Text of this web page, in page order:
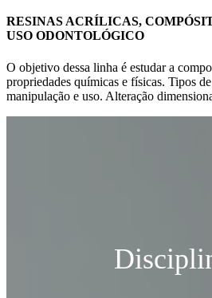
RESINAS ACRÍLICAS,
USO ODONTOLÓGICO
O objetivo dessa linha é estudar a
propriedades químicas e físicas. Tipos
manipulação e uso. Alteração